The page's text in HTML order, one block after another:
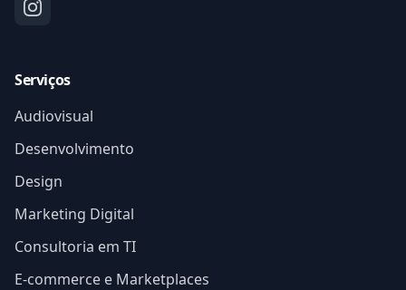
Serviços
Audiovisual
Desenvolvimento
Design
Marketing Digital
Consultoria em TI
E-commerce e Marketplaces